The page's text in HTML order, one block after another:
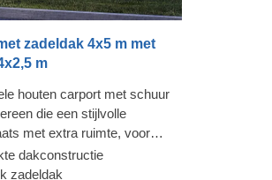
zadeldak 4x5 m met
m
houten carport met schuur
die een stijlvolle
met extra ruimte, voor
om te loungen, wilt hebben.
altijd aan uw zijde staan, wat
dakconstructie
zadeldak